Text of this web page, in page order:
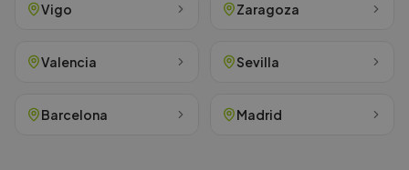
Vigo Zaragoza
Valencia Sevilla
Barcelona Madrid